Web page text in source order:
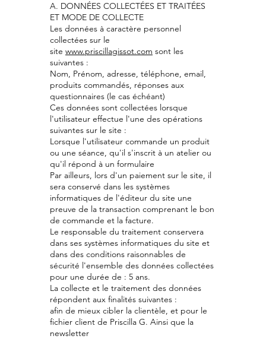
A. DONNÉES COLLECTÉES ET TRAITÉES
ET MODE DE COLLECTE
Les données à caractère personnel
collectées sur le
site www.priscillagissot.com sont les
suivantes :
Nom, Prénom, adresse, téléphone, email,
produits commandés, réponses aux
questionnaires (le cas échéant)
Ces données sont collectées lorsque
l'utilisateur effectue l'une des opérations
suivantes sur le site :
Lorsque l'utilisateur commande un produit
ou une séance, qu'il s'inscrit à un atelier ou
qu'il répond à un formulaire
Par ailleurs, lors d'un paiement sur le site, il
sera conservé dans les systèmes
informatiques de l'éditeur du site une
preuve de la transaction comprenant le bon
de commande et la facture.
Le responsable du traitement conservera
dans ses systèmes informatiques du site et
dans des conditions raisonnables de
sécurité l'ensemble des données collectées
pour une durée de : 5 ans.
La collecte et le traitement des données
répondent aux finalités suivantes :
afin de mieux cibler la clientèle, et pour le
fichier client de Priscilla G. Ainsi que la
newsletter